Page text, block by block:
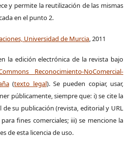
y permite la reutilización de las mismas
en el punto 2.
Universidad de Murcia, 2011
la edición electrónica de la revista bajo
Reconocimiento-NoComercial-
(texto legal). Se pueden copiar, usar,
públicamente, siempre que: i) se cite la
su publicación (revista, editorial y URL
fines comerciales; iii) se mencione la
de esta licencia de uso.